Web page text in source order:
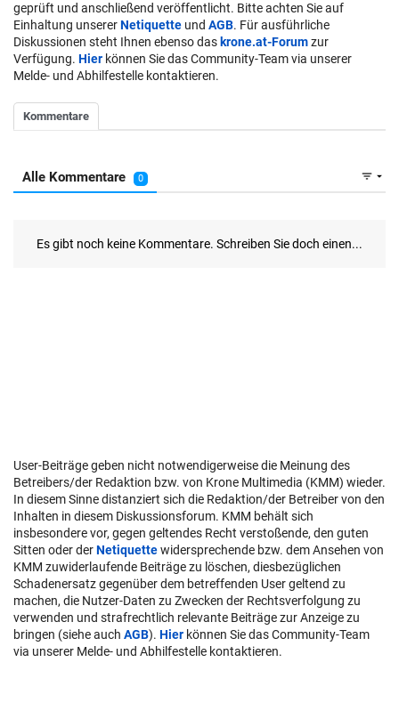
geprüft und anschließend veröffentlicht. Bitte achten Sie auf
Einhaltung unsererNetiquette und AGB. Für ausführliche
Diskussionen steht Ihnen ebenso das krone.at-Forumzur
Verfügung. Hier können Sie das Community-Team via unserer
Melde- und Abhilfestelle kontaktieren.
User-Beiträge geben nicht notwendigerweise die Meinung des
Betreibers/der Redaktion bzw. von Krone Multimedia (KMM) wieder.
In diesem Sinne distanziert sich die Redaktion/der Betreiber von den
Inhalten in diesem Diskussionsforum. KMM behält sich
insbesondere vor, gegen geltendes Recht verstoßende, den guten
Sitten oder derNetiquettewidersprechende bzw. dem Ansehen von
KMM zuwiderlaufende Beiträge zu löschen, diesbezüglichen
Schadenersatz gegenüber dem betreffenden User geltend zu
machen, die Nutzer-Daten zu Zwecken der Rechtsverfolgung zu
verwenden und strafrechtlich relevante Beiträge zur Anzeige zu
bringen (siehe auch AGB). Hier können Sie das Community-Team
via unserer Melde- und Abhilfestelle kontaktieren.